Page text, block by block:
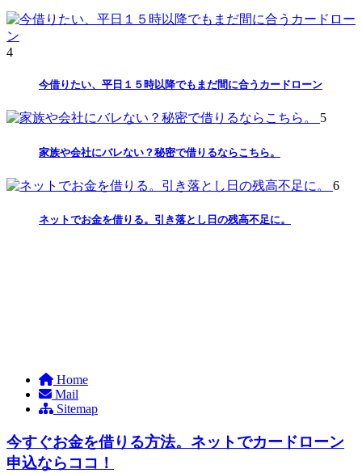
4
今借りたい、平日１５時以降でもまだ間に合うカードローン
5
家族や会社にバレない？秘密で借りるならこちら。
6
ネットでお金を借りる。引き落とし日の残高不足に。
Home
Mail
Sitemap
今すぐお金を借りる方法。ネットでカードローン
申込ならココ！